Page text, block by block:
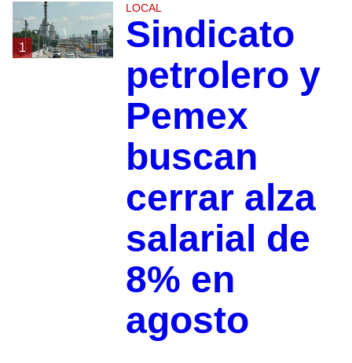
1
LOCAL
Sindicato
petrolero y
Pemex
buscan
cerrar alza
salarial de
8% en
agosto